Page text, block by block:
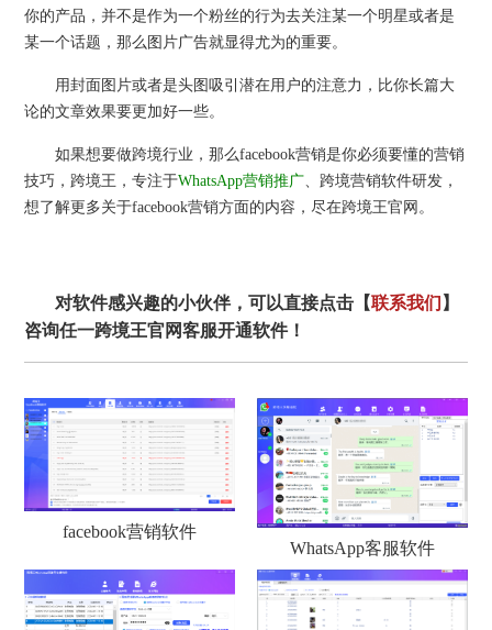
你的产品，并不是作为一个粉丝的行为去关注某一个明星或者是
某一个话题，那么图片广告就显得尤为的重要。
用封面图片或者是头图吸引潜在用户的注意力，比你长篇大
论的文章效果要更加好一些。
如果想要做跨境行业，那么facebook营销是你必须要懂的营销
技巧，跨境王，专注于WhatsApp营销推广、跨境营销软件研发​，
想了解更多关于facebook营销方面的内容，尽在跨境王官网。
对软件感兴趣的小伙伴，可以直接点击【联系我们 】
咨询任一跨境王官网客服开通软件！
facebook营销软件
WhatsApp客服软件